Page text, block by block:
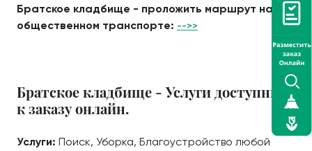
Братское кладбище - проложить маршрут на
общественном транспорте: -->>
Братское кладбище - Услуги доступные
к заказу онлайн.
Услуги: Поиск, Уборка, Благоустройство любой